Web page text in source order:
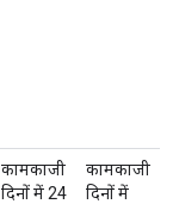
कामकाजी
दिनों में 24
कामकाजी
दिनों में